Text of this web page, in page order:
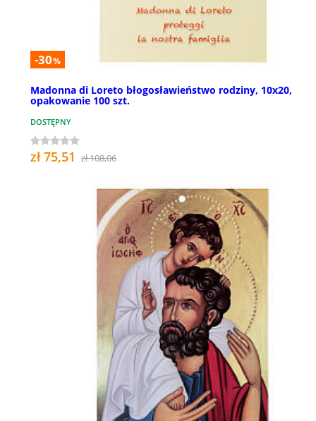
-30%
Madonna di Loreto błogosławieństwo rodziny, 10x20,
opakowanie 100 szt.
DOSTĘPNY
zł 75,51 zł 108,06